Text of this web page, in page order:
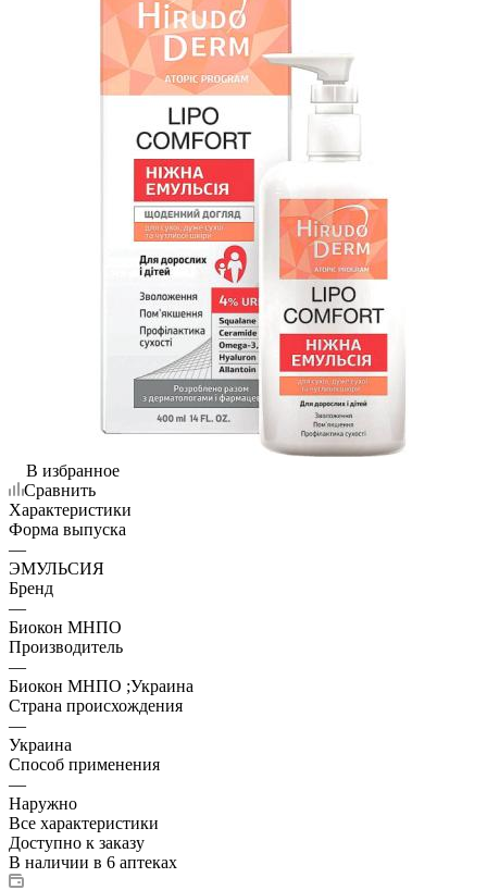
В избранное
Сравнить
Характеристики
Форма выпуска
—
ЭМУЛЬСИЯ
Бренд
—
Биокон МНПО
Производитель
—
Биокон МНПО ;Украина
Страна происхождения
—
Украина
Способ применения
—
Наружно
Все характеристики
Доступно к заказу
В наличии в 6 аптеках